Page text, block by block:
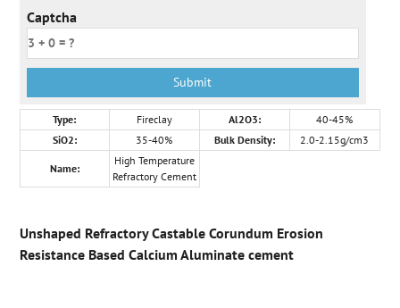
Captcha
Type: Fireclay Al2O3:
40-45%
SiO2:
35-40% Bulk Density: 2.0-2.15g/cm3
Name:
High Temperature
Refractory Cement
Unshaped Refractory Castable Corundum Erosion
Resistance Based Calcium Aluminate cement